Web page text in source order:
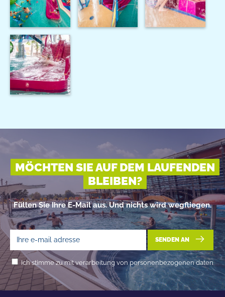
MÖCHTEN SIE AUF DEM LAUFENDEN
BLEIBEN?
Füllen Sie Ihre E-Mail aus. Und nichts wird wegfliegen.
SENDEN AN
Ich stimme zu mit verarbeitung von personenbezogenen daten